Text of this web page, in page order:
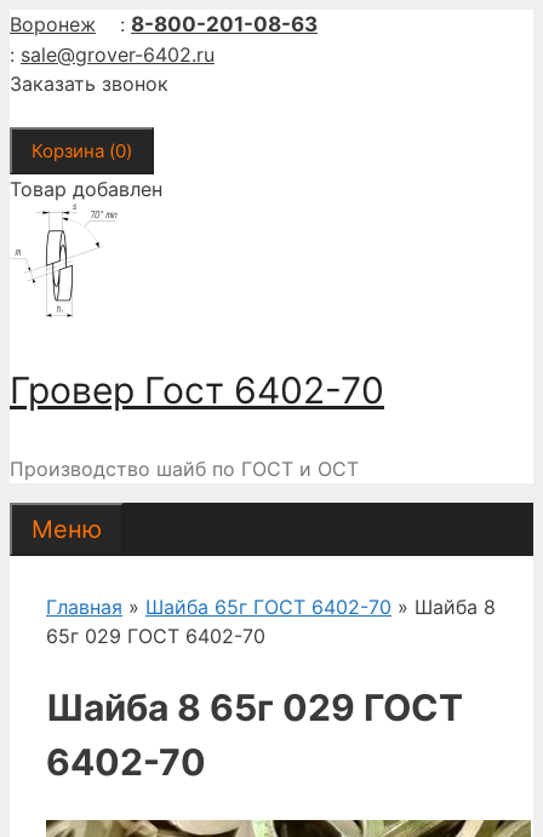
Перейти
к
содержимому
Воронеж : 8-800-201-08-63
: sale@grover-6402.ru
Заказать звонок
Корзина (0)
Товар добавлен
Гровер Гост 6402-70
Производство шайб по ГОСТ и ОСТ
Меню
Главная » Шайба 65г ГОСТ 6402-70 » Шайба 8
65г 029 ГОСТ 6402-70
Шайба 8 65г 029 ГОСТ
6402-70